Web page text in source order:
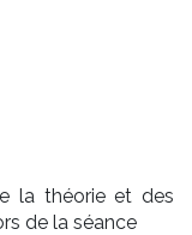
la théorie et des
de la séance